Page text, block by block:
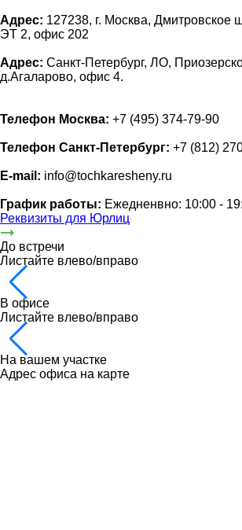
Адрес: 127238, г. Москва, Дмитровское
ЭТ 2, офис 202
Адрес: Санкт-Петербург, ЛО,
д.Агаларово, офис 4.
Телефон Москва: +7 (495) 374-79-90
Телефон Санкт-Петербург: +7 (812)
E-mail: info@tochkaresheny.ru
График работы: Ежедненвно: 10:00 -
Реквизиты для Юрлиц
До встречи
Листайте влево/вправо
В офисе
Листайте влево/вправо
На вашем участке
Адрес офиса на карте